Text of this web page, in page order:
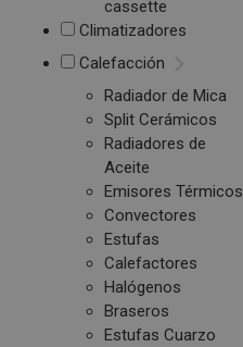
cassette
Climatizadores
Calefacción
Radiador de Mica
Split Cerámicos
Radiadores de
Aceite
Emisores Térmicos
Convectores
Estufas
Calefactores
Halógenos
Braseros
Estufas Cuarzo